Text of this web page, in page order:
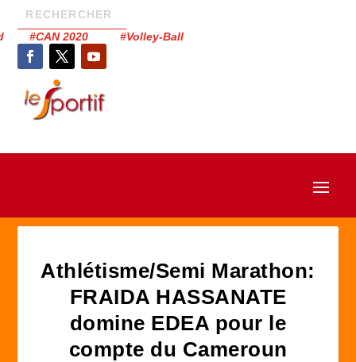
#CAN 2020 #Volley-Ball
Athlétisme/Semi Marathon:
FRAIDA HASSANATE
domine EDEA pour le
compte du Cameroun